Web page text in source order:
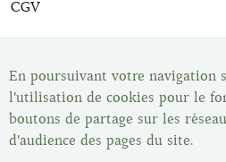
CGV
livrés avec leur certificat
acheté vous disposez du délai
jours pour changer d'avis. Vous
articles dans notre show-
rendez-
En poursuivant votre navigation
l'utilisation de cookies pour le
boutons de partage sur les
d'audience des pages du site.